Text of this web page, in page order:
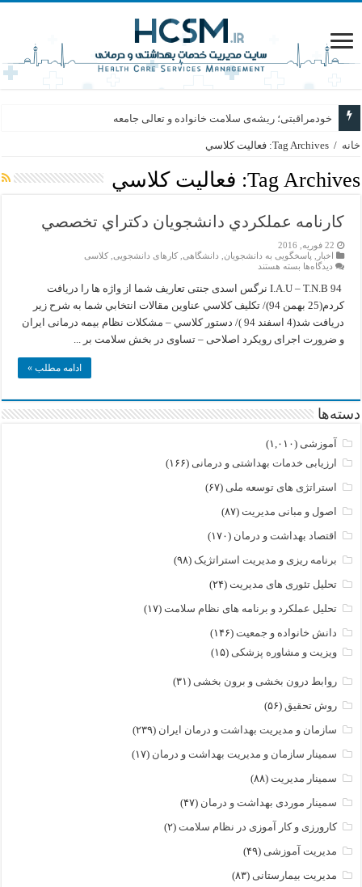
خودمراقبتی؛ ریشه‌ی سلامت خانواده و تعالی جامعه
خانه / Tag Archives: فعاليت كلاسي
Tag Archives: فعاليت كلاسي
كارنامه عملكردي دانشجويان دكتراي تخصصي
22 فوریه, 2016
اخبار
پاسخگویی به دانشجویان دانشگاهی ,کارهای دانشجویی ,کلاسی
دیدگاه‌ها برای
عملكردي
دانشجويان
دكتراي
تخصصي
بسته هستند
I.A.U – T.N.B 94 نرگس اسدی جنتی تعاريف شما از واژه ها را دريافت
كردم(25 بهمن 94)/ تكليف كلاسي عناوين مقالات انتخابي شما به شرح زير
دريافت شد(4 اسفند 94 )/ دستور كلاسي – مشکلات نظام بیمه درمانی ایران
و ضرورت اجرای رویکرد اصلاحی – تساوی در بخش سلامت بر ...
ادامه مطلب »
دسته‌ها
آموزشی (۱,۰۱۰)
ارزیابی خدمات بهداشتی و درمانی (۱۶۶)
استراتژی های توسعه ملی (۶۷)
اصول و مبانی مدیریت (۸۷)
اقتصاد بهداشت و درمان (۱۷۰)
برنامه ریزی و مدیریت استراتژیک (۹۸)
تحلیل تئوری های مدیریت (۲۴)
تحلیل عملکرد و برنامه های نظام سلامت (۱۷)
دانش خانواده و جمعیت (۱۴۶)
ویزیت و مشاوره پزشکی (۱۵)
روابط درون بخشی و برون بخشی (۳۱)
روش تحقیق (۵۶)
سازمان و مدیریت بهداشت و درمان ایران (۲۳۹)
سمینار سازمان و مدیریت بهداشت و درمان (۱۷)
سمینار مدیریت (۸۸)
سمینار موردی بهداشت و درمان (۴۷)
کارورزی و کار آموزی در نظام سلامت (۲)
مدیریت آموزشی (۴۹)
مدیریت بیمارستانی (۸۳)